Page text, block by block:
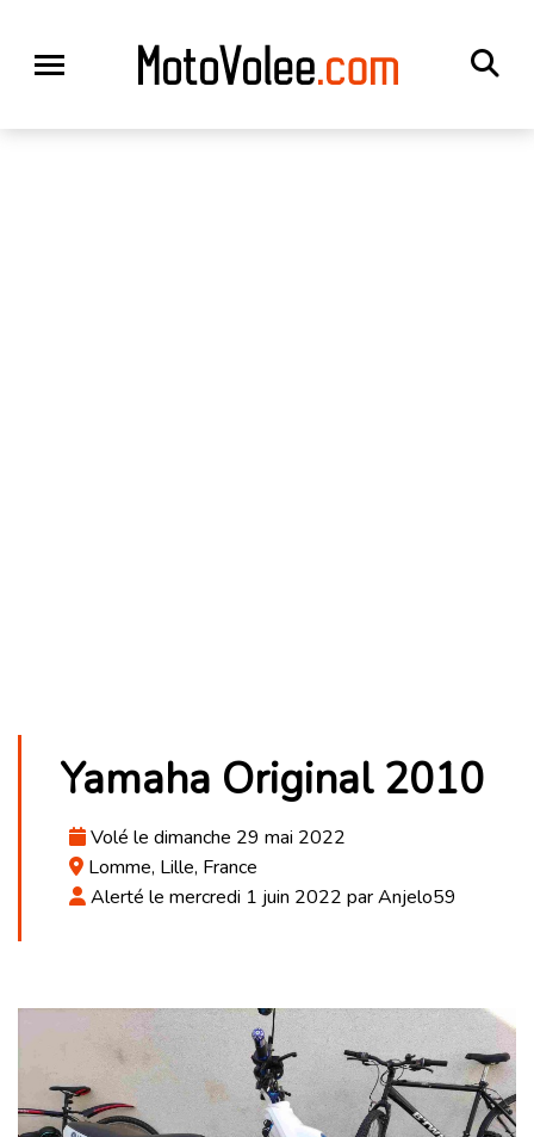
Yamaha Original 2010
Volé le dimanche 29 mai 2022
Lomme, Lille, France
Alerté le mercredi 1 juin 2022 par Anjelo59